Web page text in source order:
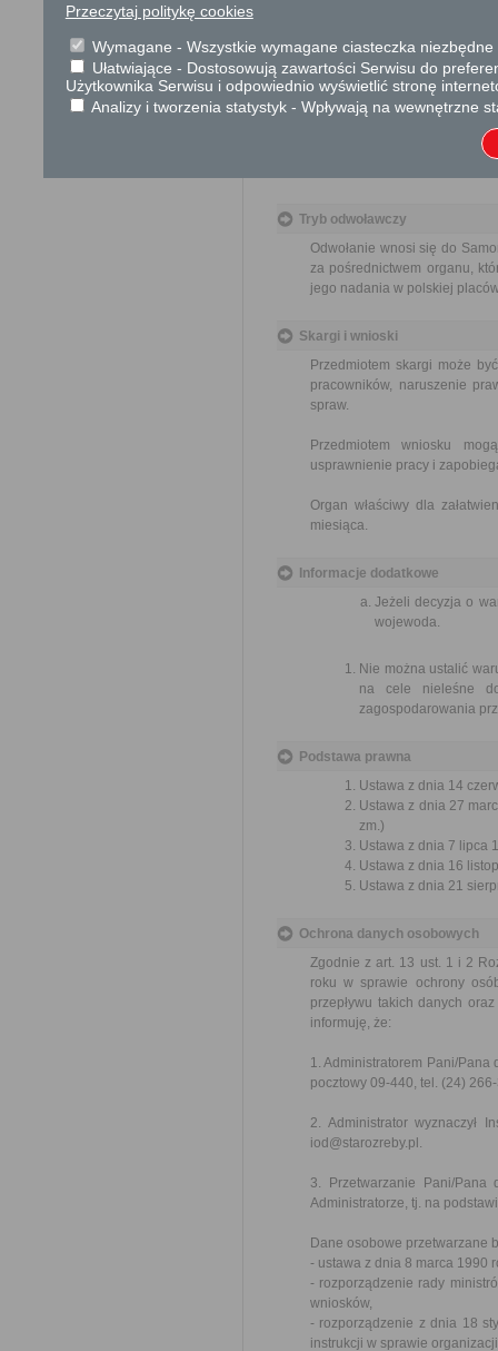
Opłata skarbowa
Zwolnione od
których
Opłata skarbowa w
Tryb odwoławczy
Odwołanie wnosi się do
za pośrednictwem organu,
jego nadania w polskiej
Skargi i wnioski
Przedmiotem skargi może
pracowników, naruszenie
spraw.
Przedmiotem wniosku
usprawnienie pracy i
Organ właściwy dla
miesiąca.
Informacje dodatkowe
Jeżeli decyzja o
wojewoda.
Nie można ustalić
na cele nieleśne
zagospodarowania
Podstawa prawna
Ustawa z dnia 14
Ustawa z dnia 27
zm.)
Ustawa z dnia 7 lipca
Ustawa z dnia 16
Ustawa z dnia 21
Ochrona danych osobowych
Zgodnie z art. 13 ust. 1 i 2
roku w sprawie ochrony
przepływu takich danych
informuję, że:
1. Administratorem Pani/Pana
pocztowy 09-440, tel. (24)
2. Administrator wyznaczył
iod@starozreby.pl.
3. Przetwarzanie Pani/Pana
Administratorze, tj. na
Dane osobowe przetwarzane
- ustawa z dnia 8 marca 1990
- rozporządzenie rady
wniosków,
- rozporządzenie z dnia 18
instrukcji w sprawie
Przeczytaj politykę cookies
Wymagane - Wszystkie wymagane ciasteczka
Ułatwiające - Dostosowują zawartości Serwisu do
Użytkownika Serwisu i odpowiednio wyświetlić stronę
Analizy i tworzenia statystyk - Wpływają na wewnętrzne